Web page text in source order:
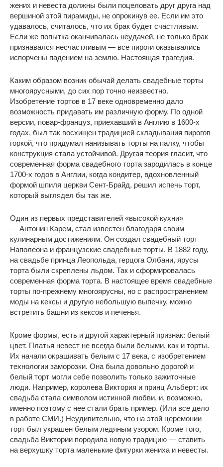
жених и невеста должны были поцеловать друг друга над
вершиной этой пирамиды, не опрокинув ее. Если им это
удавалось, считалось, что их брак будет счастливым.
Если же попытка оканчивалась неудачей, не только брак
признавался несчастливым — все пироги оказывались
испорчены падением на землю. Настоящая трагедия.
Каким образом возник обычай делать свадебные торты
многоярусными, до сих пор точно неизвестно.
Изобретение тортов в 17 веке одновременно дало
возможность придавать им различную форму. По одной
версии, повар-француз, приехавший в Англию в 1600-х
годах, был так восхищен традицией складывания пирогов
горкой, что придумал нанизывать торты на палку, чтобы
конструкция стала устойчивой. Другая теория гласит, что
современная форма свадебного торта зародилась в конце
1700-х годов в Англии, когда кондитер, вдохновленный
формой шпиля церкви Сент-Брайд, решил испечь торт,
который выглядел бы так же.
Один из первых представителей «высокой кухни»
— Антонин Карем, стал известен благодаря своим
кулинарным достижениям. Он создал свадебный торт
Наполеона и французские свадебные торты. В 1882 году,
на свадьбе принца Леопольда, герцога Олбани, ярусы
торта были скреплены льдом. Так и сформировалась
современная форма торта. В настоящее время свадебные
торты по-прежнему многоярусны, но с распространением
моды на кексы и другую небольшую выпечку, можно
встретить башни из кексов и печенья.
Кроме формы, есть и другой характерный признак: белый
цвет. Платья невест не всегда были белыми, как и торты.
Их начали окрашивать белым с 17 века, с изобретением
технологии заморозки. Она была довольно дорогой и
белый торт могли себе позволить только зажиточные
люди. Например, королева Виктория и принц Альберт: их
свадьба стала символом истинной любви, и, возможно,
именно поэтому с нее стали брать пример. (Или все дело
в работе СМИ.) Неудивительно, что на этой церемонии
торт был украшен белым ледяным узором. Кроме того,
свадьба Виктории породила новую традицию — ставить
на верхушку торта маленькие фигурки жениха и невесты.